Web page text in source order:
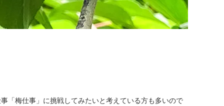
「梅仕事」に挑戦してみたいと考えている方も多いので